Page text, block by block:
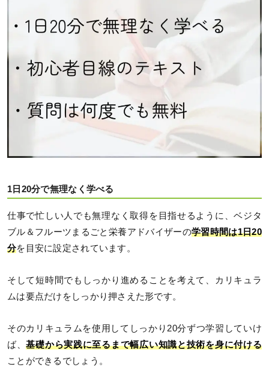
1日20分で無理なく学べる
仕事で忙しい人でも無理なく取得を目指せるように、ベジタ
ブル＆フルーツまるごと栄養アドバイザーの学習時間は1日20
分を目安に設定されています。
そして短時間でもしっかり進めることを考えて、カリキュラ
ムは要点だけをしっかり押さえた形です。
そのカリキュラムを使用してしっかり20分ずつ学習していけ
ば、基礎から実践に至るまで幅広い知識と技術を身に付ける
ことができるでしょう。